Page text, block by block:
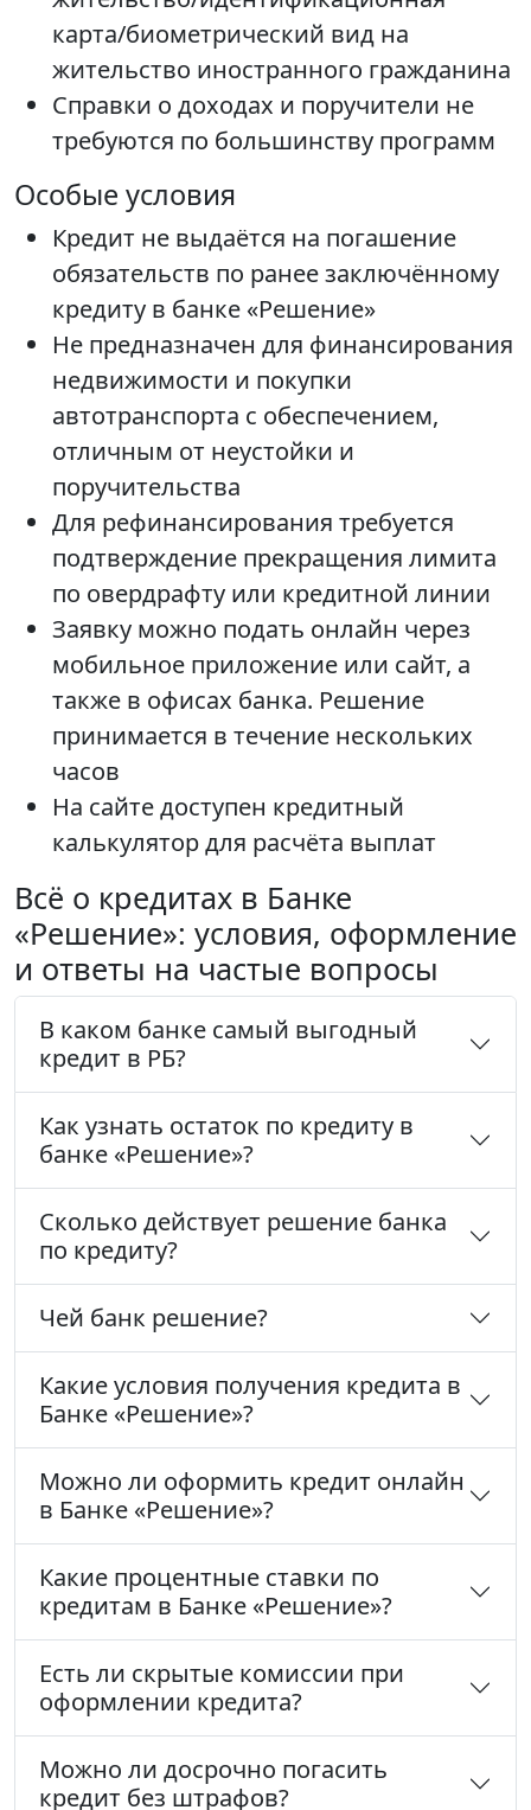
карта/биометрический вид на
жительство иностранного гражданина
Справки о доходах и поручители не
требуются по большинству программ
Особые условия
Кредит не выдаётся на погашение
обязательств по ранее заключённому
кредиту в банке «Решение»
Не предназначен для финансирования
недвижимости и покупки
автотранспорта с обеспечением,
отличным от неустойки и
поручительства
Для рефинансирования требуется
подтверждение прекращения лимита
по овердрафту или кредитной линии
Заявку можно подать онлайн через
мобильное приложение или сайт, а
также в офисах банка. Решение
принимается в течение нескольких
часов
На сайте доступен кредитный
калькулятор для расчёта выплат
Всё о кредитах в Банке
«Решение»: условия, оформление
и ответы на частые вопросы
В каком банке самый выгодный
кредит в РБ?
Как узнать остаток по кредиту в
банке «Решение»?
Сколько действует решение банка
по кредиту?
Чей банк решение?
Какие условия получения кредита в
Банке «Решение»?
Можно ли оформить кредит онлайн
в Банке «Решение»?
Какие процентные ставки по
кредитам в Банке «Решение»?
Есть ли скрытые комиссии при
оформлении кредита?
Можно ли досрочно погасить
кредит без штрафов?